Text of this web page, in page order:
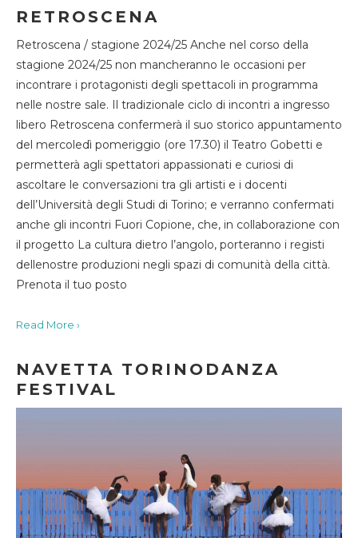
RETROSCENA
Retroscena / stagione 2024/25 Anche nel corso della
stagione 2024/25 non mancheranno le occasioni per
incontrare i protagonisti degli spettacoli in programma
nelle nostre sale. Il tradizionale ciclo di incontri a ingresso
libero Retroscena confermerà il suo storico appuntamento
del mercoledì pomeriggio (ore 17.30) il Teatro Gobetti e
permetterà agli spettatori appassionati e curiosi di
ascoltare le conversazioni tra gli artisti e i docenti
dell’Università degli Studi di Torino; e verranno confermati
anche gli incontri Fuori Copione, che, in collaborazione con
il progetto La cultura dietro l’angolo, porteranno i registi
dellenostre produzioni negli spazi di comunità della città.
Prenota il tuo posto
Read More ›
NAVETTA TORINODANZA
FESTIVAL